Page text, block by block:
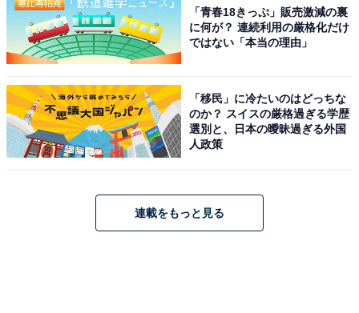
「青春18きっぷ」販売激減の裏
に何が？ 連続利用の厳格化だけ
ではない「本当の理由」
「移民」に冷たいのはどっちな
のか？ スイスの厳格過ぎる学歴
選別と、日本の曖昧過ぎる外国
人政策
連載をもっと見る